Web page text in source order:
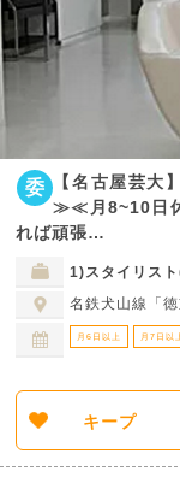
委
【名古屋芸
≫≪月8~10日
れば頑張…
1)スタイリス
名鉄犬山線「
月6日以上 月7日以
キープ